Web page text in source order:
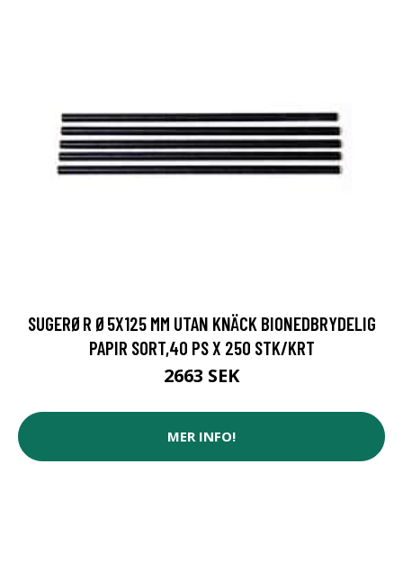
SUGERØR Ø5X125 MM UTAN KNÄCK BIONEDBRYDELIG
PAPIR SORT,40 PS X 250 STK/KRT
2663 SEK
MER INFO!